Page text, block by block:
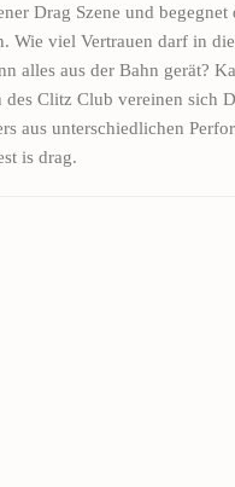
Drag Szene und begegnet
Wie viel Vertrauen darf in
alles aus der Bahn gerät?
des Clitz Club vereinen sich
aus unterschiedlichen
is drag.